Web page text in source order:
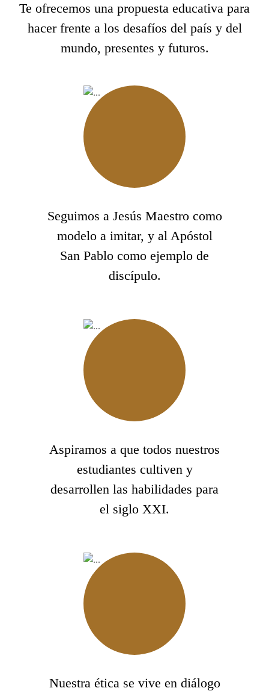
Te ofrecemos una propuesta educativa para
hacer frente a los desafíos del país y del
mundo, presentes y futuros.
Seguimos a Jesús Maestro como
modelo a imitar, y al Apóstol
San Pablo como ejemplo de
discípulo.
Aspiramos a que todos nuestros
estudiantes cultiven y
desarrollen las habilidades para
el siglo XXI.
Nuestra ética se vive en diálogo